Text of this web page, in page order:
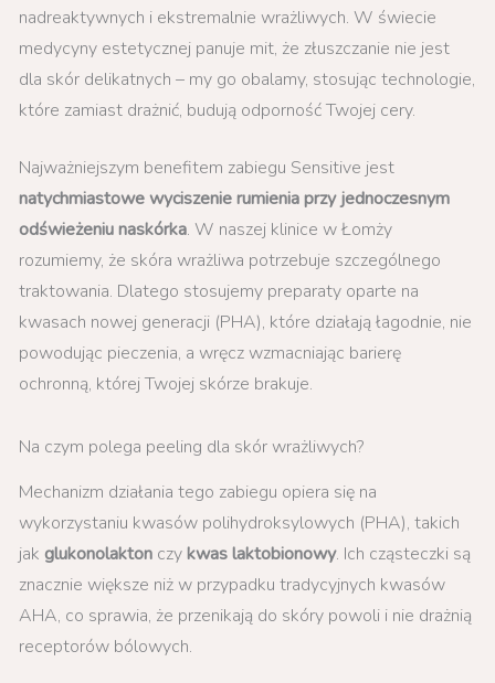
nadreaktywnych i ekstremalnie wrażliwych. W świecie
medycyny estetycznej panuje mit, że złuszczanie nie jest
dla skór delikatnych – my go obalamy, stosując technologie,
które zamiast drażnić, budują odporność Twojej cery.
Najważniejszym benefitem zabiegu Sensitive jest
natychmiastowe wyciszenie rumienia przy jednoczesnym
odświeżeniu naskórka. W naszej klinice w Łomży
rozumiemy, że skóra wrażliwa potrzebuje szczególnego
traktowania. Dlatego stosujemy preparaty oparte na
kwasach nowej generacji (PHA), które działają łagodnie, nie
powodując pieczenia, a wręcz wzmacniając barierę
ochronną, której Twojej skórze brakuje.
Na czym polega peeling dla skór wrażliwych?
Mechanizm działania tego zabiegu opiera się na
wykorzystaniu kwasów polihydroksylowych (PHA), takich
jakglukonolakton czykwas laktobionowy. Ich cząsteczki są
znacznie większe niż w przypadku tradycyjnych kwasów
AHA, co sprawia, że przenikają do skóry powoli i nie drażnią
receptorów bólowych.